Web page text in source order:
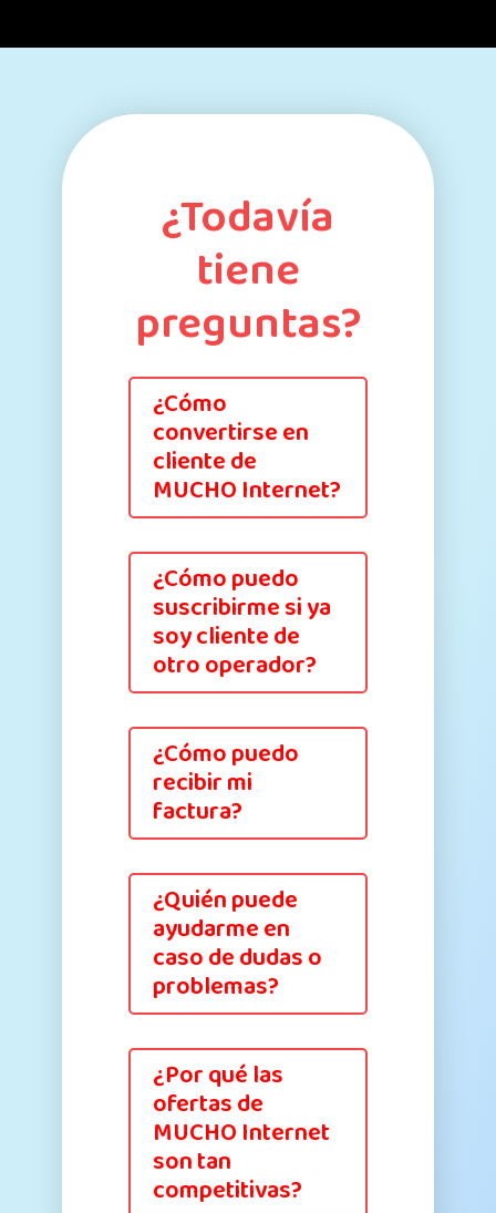
¿Todavía
tiene
preguntas?
¿Cómo
convertirse en
cliente de
MUCHO Internet?
¿Cómo puedo
suscribirme si ya
soy cliente de
otro operador?
¿Cómo puedo
recibir mi
factura?
¿Quién puede
ayudarme en
caso de dudas o
problemas?
¿Por qué las
ofertas de
MUCHO Internet
son tan
competitivas?